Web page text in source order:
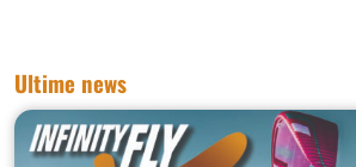
Ultime news